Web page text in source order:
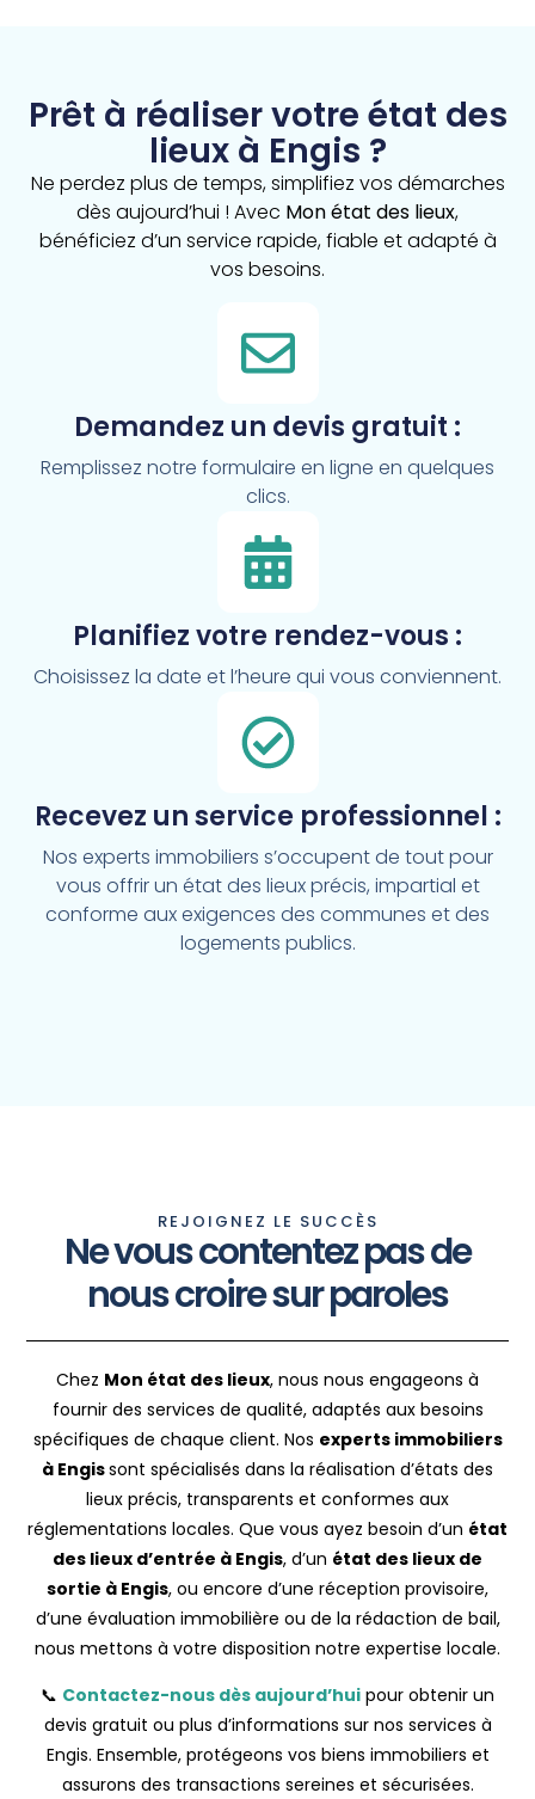
Prêt à réaliser votre état des
lieux à Engis ?
Ne perdez plus de temps, simplifiez vos démarches
dès aujourd’hui ! Avec Mon état des lieux,
bénéficiez d’un service rapide, fiable et adapté à
vos besoins.
Demandez un devis gratuit :
Remplissez notre formulaire en ligne en quelques
clics.
Planifiez votre rendez-vous :
Choisissez la date et l’heure qui vous conviennent.
Recevez un service professionnel :
Nos experts immobiliers s’occupent de tout pour
vous offrir un état des lieux précis, impartial et
conforme aux exigences des communes et des
logements publics.
REJOIGNEZ LE SUCCÈS
Ne vous contentez pas de
nous croire sur paroles
Chez Mon état des lieux, nous nous engageons à
fournir des services de qualité, adaptés aux besoins
spécifiques de chaque client. Nos experts immobiliers
à Engissont spécialisés dans la réalisation d’états des
lieux précis, transparents et conformes aux
réglementations locales. Que vous ayez besoin d’un état
des lieux d’entrée à Engis, d’un état des lieux de
sortie à Engis, ou encore d’une réception provisoire,
d’une évaluation immobilière ou de la rédaction de bail,
nous mettons à votre disposition notre expertise locale.
📞 Contactez-nous dès aujourd’hui pour obtenir un
devis gratuit ou plus d’informations sur nos services à
Engis. Ensemble, protégeons vos biens immobiliers et
assurons des transactions sereines et sécurisées.